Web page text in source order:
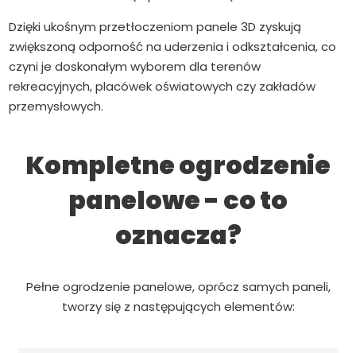
Dzięki ukośnym przetłoczeniom panele 3D zyskują
zwiększoną odporność na uderzenia i odkształcenia, co
czyni je doskonałym wyborem dla terenów
rekreacyjnych, placówek oświatowych czy zakładów
przemysłowych.
Kompletne ogrodzenie
panelowe - co to
oznacza?
Pełne ogrodzenie panelowe, oprócz samych paneli,
tworzy się z następujących elementów: